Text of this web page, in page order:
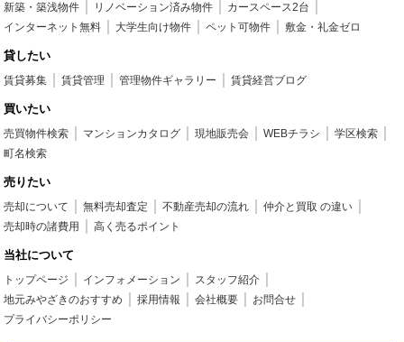
新築・築浅物件 リノベーション済み物件
カースペース2台
インターネット無料
大学生向け物件 ペット可物件 敷金・礼金ゼロ
貸したい
賃貸募集 賃貸管理 管理物件ギャラリー 賃貸経営ブログ
買いたい
売買物件検索 マンションカタログ 現地販売会 WEBチラシ
学区検索
町名検索
売りたい
売却について 無料売却査定 不動産売却の流れ
仲介と買取 の違い
売却時の諸費用
高く売るポイント
当社について
トップページ インフォメーション
スタッフ紹介
地元みやざきのおすすめ
採用情報 会社概要
お問合せ
プライバシーポリシー